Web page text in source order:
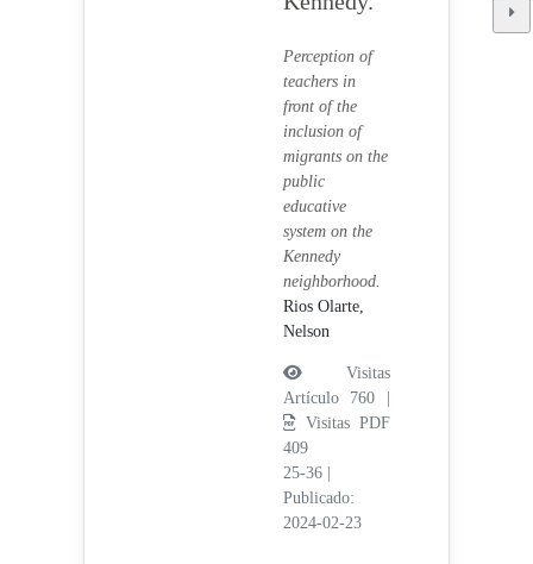
Perception of
teachers in
front of the
inclusion of
migrants on the
public
educative
system on the
Kennedy
neighborhood.
Rios Olarte,
Nelson
Visitas
Artículo 760 |
Visitas PDF
409
25-36
Publicado:
2024-02-23